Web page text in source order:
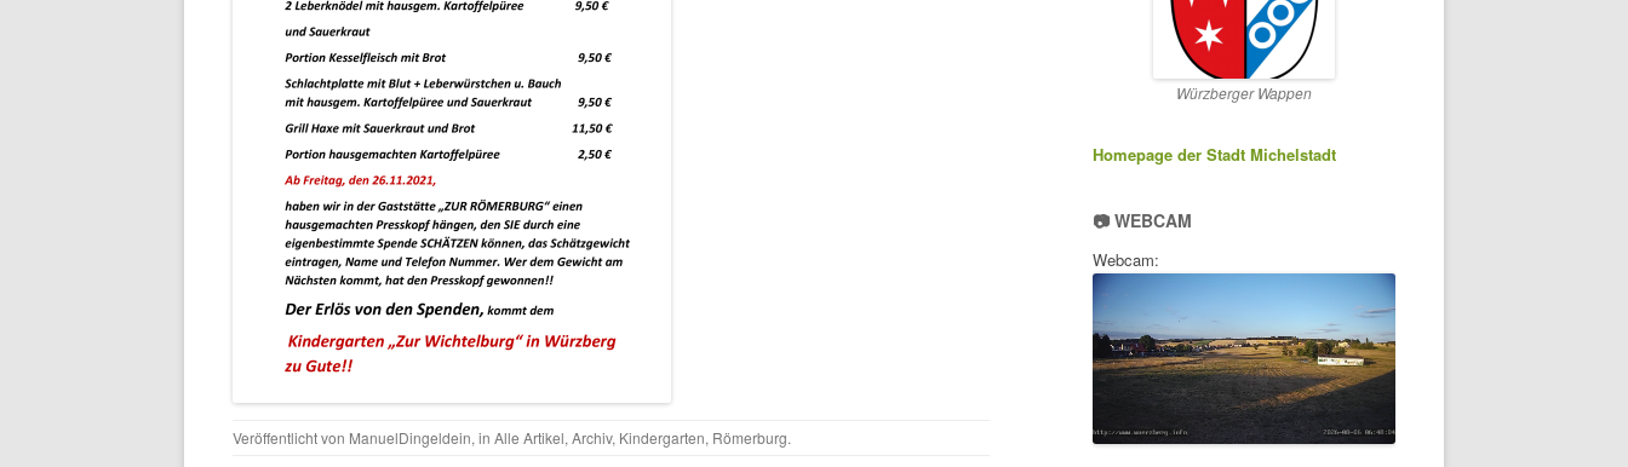
Veröffentlicht von ManuelDingeldein, in Alle Artikel, Archiv, Kindergarten, Römerburg.
Würzberger Wappen
Homepage der Stadt Michelstadt
📷 WEBCAM
Webcam: